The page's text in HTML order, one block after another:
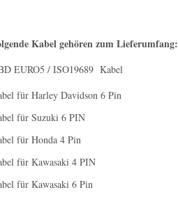
Kabel gehören zum Lieferumfang:
EURO5 / ISO19689 Kabel
für Harley Davidson 6 Pin
für Suzuki 6 PIN
für Honda 4 Pin
für Kawasaki 4 PIN
für Kawasaki 6 Pin